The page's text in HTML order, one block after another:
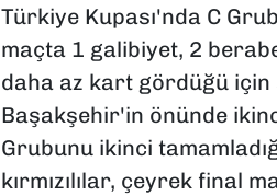
Türkiye Kupası'nda C
maçta 1 galibiyet, 2
daha az kart gördüğü için
Başakşehir'in önünde
Grubunu ikinci
kırmızılılar, çeyrek final